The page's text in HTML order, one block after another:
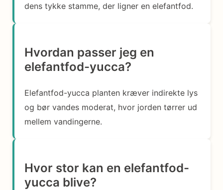
dens tykke stamme, der ligner en elefantfod.
Hvordan passer jeg en
elefantfod-yucca?
Elefantfod-yucca planten kræver indirekte lys
og bør vandes moderat, hvor jorden tørrer ud
mellem vandingerne.
Hvor stor kan en elefantfod-
yucca blive?